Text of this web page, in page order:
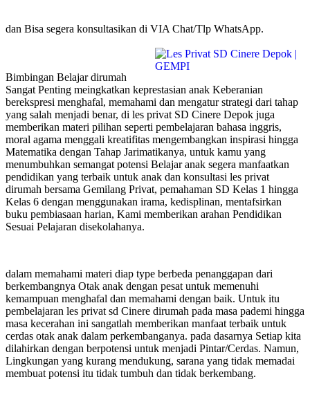
dan Bisa segera konsultasikan di VIA Chat/Tlp WhatsApp.
Bimbingan Belajar dirumah
Sangat Penting meingkatkan keprestasian anak Keberanian
berekspresi menghafal, memahami dan mengatur strategi dari tahap
yang salah menjadi benar, di les privat SD Cinere Depok juga
memberikan materi pilihan seperti pembelajaran bahasa inggris,
moral agama menggali kreatifitas mengembangkan inspirasi hingga
Matematika dengan Tahap Jarimatikanya, untuk kamu yang
menumbuhkan semangat potensi Belajar anak segera manfaatkan
pendidikan yang terbaik untuk anak dan konsultasi les privat
dirumah bersama Gemilang Privat, pemahaman SD Kelas 1 hingga
Kelas 6 dengan menggunakan irama, kedisplinan, mentafsirkan
buku pembiasaan harian, Kami memberikan arahan Pendidikan
Sesuai Pelajaran disekolahanya.
dalam memahami materi diap type berbeda penanggapan dari
berkembangnya Otak anak dengan pesat untuk memenuhi
kemampuan menghafal dan memahami dengan baik. Untuk itu
pembelajaran les privat sd Cinere dirumah pada masa pademi hingga
masa kecerahan ini sangatlah memberikan manfaat terbaik untuk
cerdas otak anak dalam perkembanganya. pada dasarnya Setiap kita
dilahirkan dengan berpotensi untuk menjadi Pintar/Cerdas. Namun,
Lingkungan yang kurang mendukung, sarana yang tidak memadai
membuat potensi itu tidak tumbuh dan tidak berkembang.